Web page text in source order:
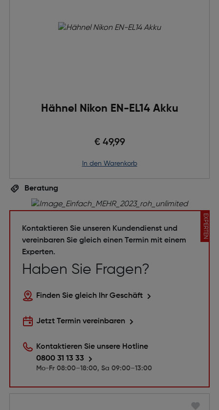
Hähnel Nikon EN-EL14 Akku
€ 49,99
in den Warenkorb
Beratung
EXPERTEN
Kontaktieren Sie unseren Kundendienst und
vereinbaren Sie gleich einen Termin mit einem
Experten.
Haben Sie Fragen?
Finden Sie gleich Ihr Geschäft
Jetzt Termin vereinbaren
Kontaktieren Sie unsere Hotline
0800 31 13 33
Mo-Fr 08:00–18:00, Sa 09:00–13:00